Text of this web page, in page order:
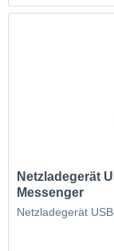
Netzladegerät
Messenger
Netzladegerät